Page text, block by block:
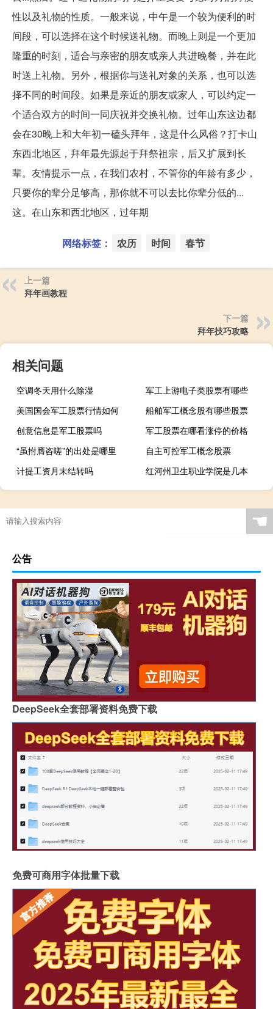
性以及礼物的性质。一般来说，中午是一个较为便利的时
间段，可以选择在这个时候送礼物。而晚上则是一个更加
隆重的时刻，适合与亲密的朋友或亲人共进晚餐，并在此
时送上礼物。另外，根据你与送礼对象的关系，也可以选
择不同的时间段。如果是亲近的朋友或家人，可以约定一
个适合双方的时间一同庆祝并交换礼物。过年山东这边都
会在30晚上和大年初一磕头拜年，这是什么风俗？打卡山
东西北地区，拜年最先源起于拜祭祖宗，后又扩展到长
辈。友情提示一点，在我们农村，不管你的年龄有多少，
只要你的辈分足够高，那你就不可以去比你辈分低的...
这。在山东和西北地区，过年期
网络标签： 农历 时间 春节
上一篇
拜年画教程
下一篇
拜年技巧攻略
相关问题
空调冬天用什么除湿
军工上游电子类股票有哪些
美国国会军工股票行情如何
船舶军工概念股有哪些股票
创意信息是军工股票吗
军工股票在哪看涨停的价格
“虽拊膺咨嗟”的出处是哪里
自主可控军工概念股票
计提工资月末结转吗
红河州卫生职业学院是几本
☚
公告
DeepSeek全套部署资料免费下载
免费可商用字体批量下载